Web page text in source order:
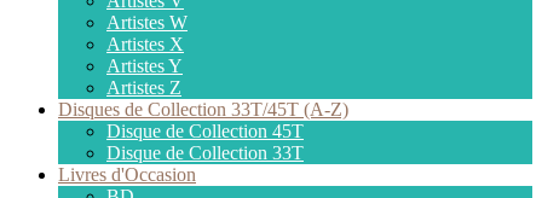
Artistes W
Artistes X
Artistes Y
Artistes Z
Disques de Collection 33T/45T (A-Z)
Disque de Collection 45T
Disque de Collection 33T
Livres d'Occasion